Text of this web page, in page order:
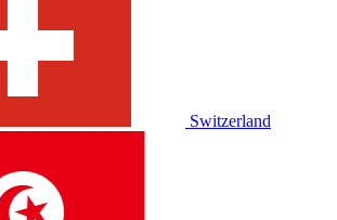
Switzerland